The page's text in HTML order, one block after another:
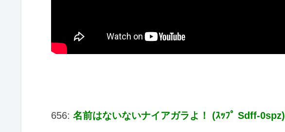
656: 名前はないないナイアガラよ！ (ｽｯﾌﾟ Sdff-0spz)